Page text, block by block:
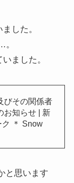
した。
ました。
びその関係者
お知らせ | 新
＊ Snow
と思います